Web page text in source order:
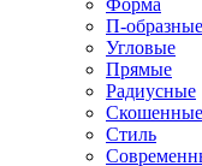
Форма
П-образные
Угловые
Прямые
Радиусные
Стиль